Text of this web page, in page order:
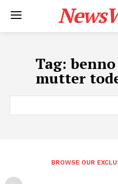
Tag:
mutter
BROWSE OUR